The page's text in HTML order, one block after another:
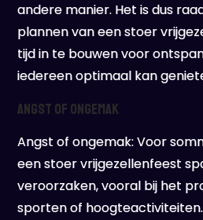
andere manier. Het is dus
plannen van een stoer
tijd in te bouwen voor
iedereen optimaal kan
Angst of ongemak
Angst of ongemak: Voor
een stoer vrijgezellenfeest
veroorzaken, vooral bij het
sporten of